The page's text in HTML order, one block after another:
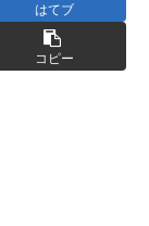
はてブ
コピー